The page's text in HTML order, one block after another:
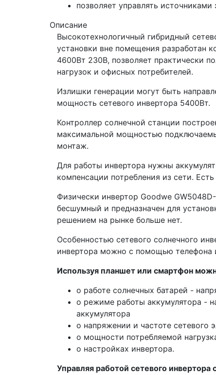
позволяет управлять
Описание
Высокотехнологичный гибридный
установки вне помещения разработан
4600Вт 230В, позволяет практически
нагрузок и офисных потребителей.
Излишки генерации могут быть
мощность сетевого инвертора 5400Вт.
Контроллер солнечной станции
максимальной мощностью
монтаж.
Для работы инвертора нужны
компенсации потребления из сети.
Физически инвертор Goodwe
бесшумный и предназначен для
решением на рынке больше нет.
Особенностью сетевого солнечного
инвертора можно с помощью телефона
Используя планшет или смартфон
о работе солнечных батарей -
о режиме работы аккумулятора -
аккумулятора
о напряжении и частоте сетевого
о мощности потребляемой
о настройках инвертора.
Управляя работой сетевого